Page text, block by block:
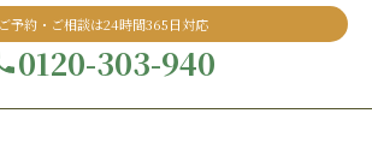
ご予約・ご相談は24時間365日対応
0120-303-940